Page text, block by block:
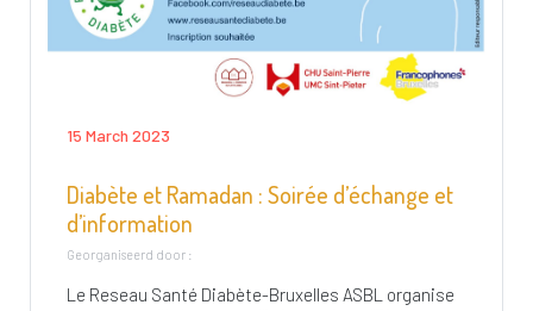
15 March 2023
Diabète et Ramadan : Soirée d’échange et
d’information
Georganiseerd door :
Le Reseau Santé Diabète-Bruxelles ASBL organise